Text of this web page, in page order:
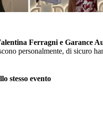
Ferragni e Garance
personalmente, di sicuro
stesso evento